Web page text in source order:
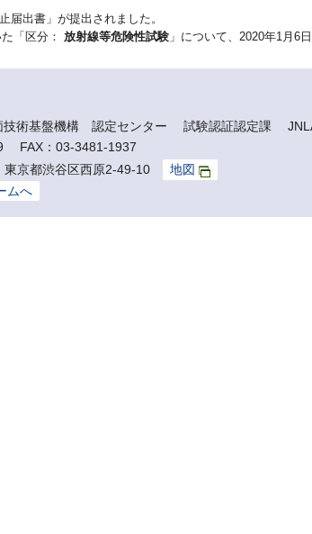
届出書」が提出されました。
「区分： 放射線等危険性試験 」について、2020年1月6
技術基盤機構 認定センター 試験認証認定課
FAX：03-3481-1937
京都渋谷区西原2-49-10
地図
ムへ